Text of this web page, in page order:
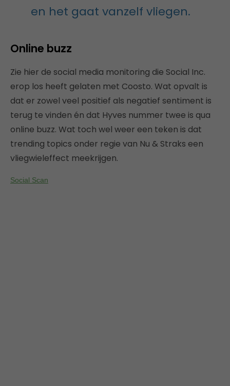
en het gaat vanzelf vliegen.
Online buzz
Zie hier de social media monitoring die Social Inc.
erop los heeft gelaten met Coosto. Wat opvalt is
dat er zowel veel positief als negatief sentiment is
terug te vinden én dat Hyves nummer twee is qua
online buzz. Wat toch wel weer een teken is dat
trending topics onder regie van Nu & Straks een
vliegwieleffect meekrijgen.
Social Scan